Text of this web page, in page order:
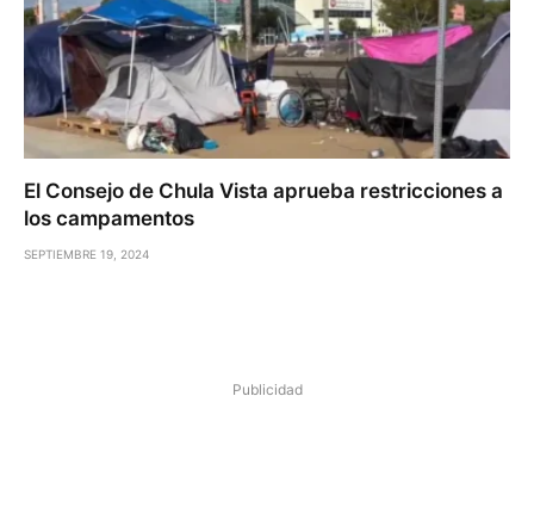
El Consejo de Chula Vista aprueba restricciones a
los campamentos
SEPTIEMBRE 19, 2024
Publicidad